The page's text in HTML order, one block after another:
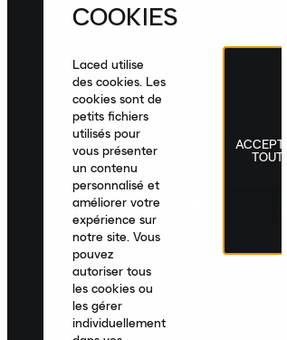
dernières nouveautés,
recommandations de produits
France|Français
COOKIES
Laced utilise
des cookies. Les
cookies sont de
petits fichiers
utilisés pour
vous présenter
un contenu
personnalisé et
améliorer votre
expérience sur
notre site. Vous
pouvez
autoriser tous
les cookies ou
les gérer
individuellement
TOUT